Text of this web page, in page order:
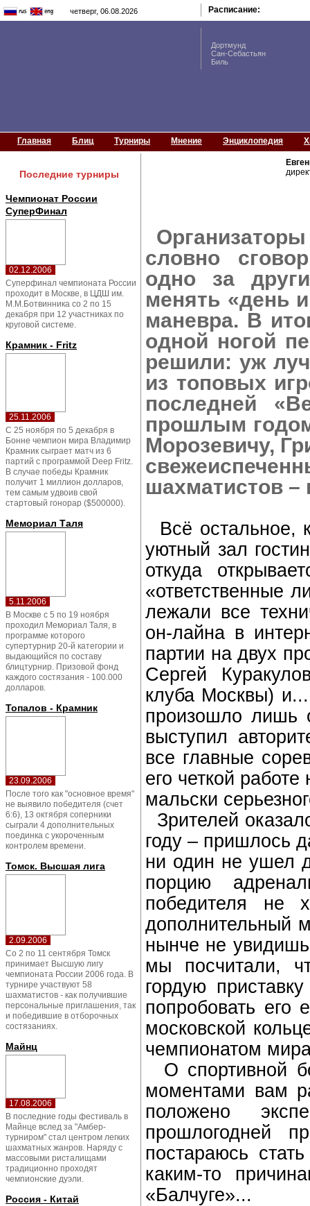
четверг, 06.08.2026 Расписание:
Дортмунд
Сан-Себастьян
Биль
Главная Блиц Турниры Мнение Энциклопедия
Последние турниры
Чемпионат России
СуперФинал
02.12.2006
Суперфинал чемпионата России
проходит в Москве, в ЦДШ им.
М.М.Ботвинника со 2 по 15
декабря при 12 участниках по
круговой системе.
Крамник - Fritz
25.11.2006
С 25 ноября по 5 декабря в
Бонне чемпион мира Владимир
Крамник сыграет матч из 6
партий с программой Deep Fritz.
В случае победы Крамник
получит 1 миллион долларов,
тем самым удвоив свой
стартовый гонорар ($500000).
Мемориал Таля
5.11.2006
В Москве с 5 по 19 ноября
проходил Мемориал Таля, в
программе которого
супертурнир 20-й категории и
выдающийся по составу
блицтурнир. Призовой фонд
каждого состязания - 100.000
долларов.
Топалов - Крамник
23.09.2006
После того как "основное время"
не выявило победителя (счет
6:6), 13 октября соперники
сыграли 4 дополнительных
поединка с укороченным
контролем времени.
Томск. Высшая лига
2.09.2006
Со 2 по 11 сентября Томск
принимает Высшую лигу
чемпионата России 2006 года. В
турнире участвуют 58
шахматистов - как получившие
персональные приглашения, так
и победившие в отборочных
состязаниях.
Майнц
17.08.2006
В последние годы фестиваль в
Майнце вслед за "Амбер-
турниром" стал центром легких
шахматных жанров. Наряду с
массовыми ристалищами
традиционно проходят
чемпионские дуэли.
Россия - Китай
Организаторы
словно
одно за
менять «день
маневра. В
одной ногой
решили: уж
из топовых
последней
прошлым
Морозевичу,
шахматистов –
Всё остальное,
уютный зал
откуда
«ответственные
лежали все
он-лайна в
партии на двух
Сергей
клуба Москвы)
произошло лишь
выступил
все главные
его четкой
мальски
Зрителей
году – пришлось
ни один не ушел
порцию
победителя не
дополнительный
нынче не
мы посчитали,
гордую
попробовать его
московской
чемпионатом
О спортивной
моментами вам
положено
прошлогодней
постараюсь
каким-то
«Балчуге»...